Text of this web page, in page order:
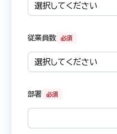
必須
従業員数
必須
部署